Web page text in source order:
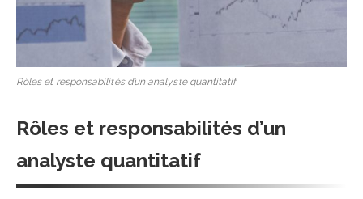
Rôles et responsabilités d’un analyste quantitatif
Rôles et responsabilités d’un
analyste quantitatif